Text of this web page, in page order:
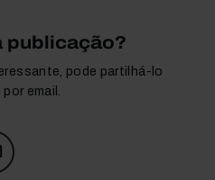
publicação?
pode partilhá-lo
email.